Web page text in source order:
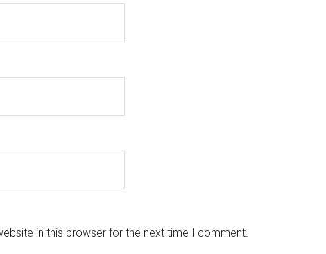
in this browser for the next time I comment.